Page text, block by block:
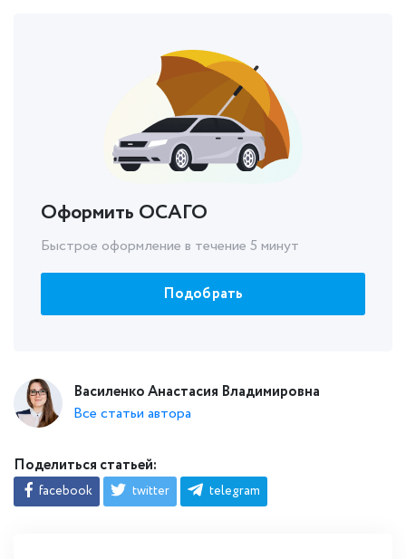
Оформить ОСАГО
Быстрое оформление в течение 5 минут
Подобрать
Василенко Анастасия Владимировна
Все статьи автора
Поделиться статьей:
facebook twitter telegram